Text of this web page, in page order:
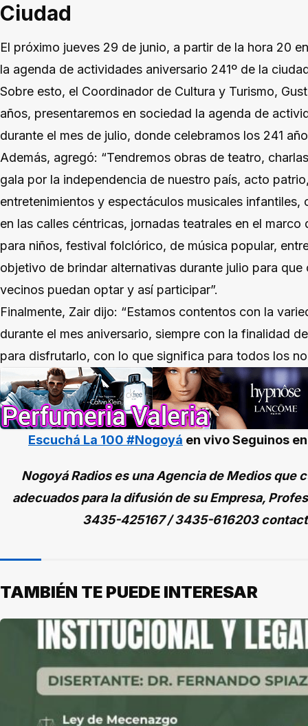
Ciudad
El próximo jueves 29 de junio, a partir de la hora 20
la agenda de actividades aniversario 241º de la
Sobre esto, el Coordinador de Cultura y Turismo,
años, presentaremos en sociedad la agenda de
durante el mes de julio, donde celebramos los 241
Además, agregó: “Tendremos obras de teatro,
gala por la independencia de nuestro país, acto
entretenimientos y espectáculos musicales infantiles,
en las calles céntricas, jornadas teatrales en el
para niños, festival folclórico, de música popular,
objetivo de brindar alternativas durante julio para
vecinos puedan optar y así participar”.
Finalmente, Zair dijo: “Estamos contentos con la
durante el mes aniversario, siempre con la finalidad
para disfrutarlo, con lo que significa para todos los
Escuchá La 100 #Nogoyá en vivoSeguinos
Nogoyá Radios es una Agencia de Medios
adecuados para la difusión de su Empresa,
3435-425167 / 3435-616203
TAMBIÉN TE PUEDE INTERESAR